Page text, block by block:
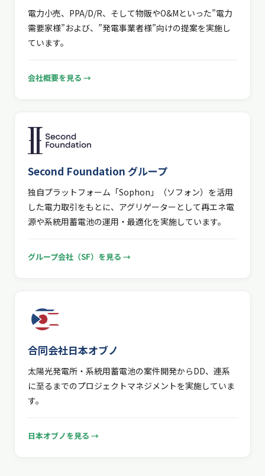
電力小売、PPA/D/R、そして物販やO&Mといった”電力
需要家様”および、”発電事業者様”向けの提案を実施し
ています。
会社概要を見る →
Second Foundation グループ
独自プラットフォーム「Sophon」（ソフォン）を活用
した電力取引をもとに、アグリゲーターとして再エネ電
源や系統用蓄電池の運用・最適化を実施しています。
グループ会社（SF）を見る →
合同会社日本オブノ
太陽光発電所・系統用蓄電池の案件開発からDD、連系
に至るまでのプロジェクトマネジメントを実施していま
す。
日本オブノを見る →